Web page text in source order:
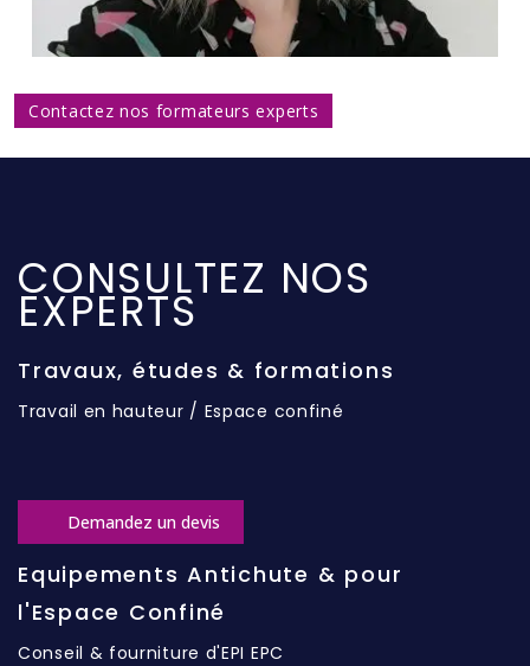
Contactez nos formateurs experts
CONSULTEZ NOS
EXPERTS
Travaux, études & formations
Travail en hauteur / Espace confiné
Demandez un devis
Equipements Antichute & pour
l'Espace Confiné
Conseil & fourniture d'EPI EPC